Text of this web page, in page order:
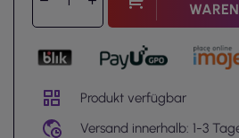
Produkt verfügbar
Versand innerhalb: 1-3